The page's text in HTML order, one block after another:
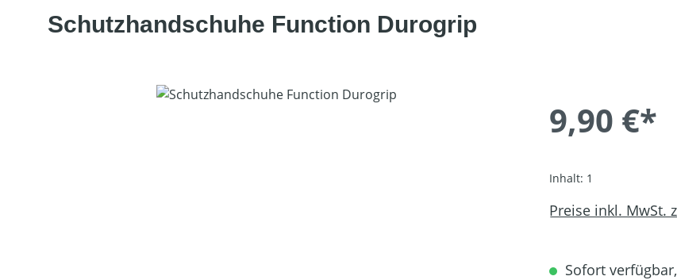
Schutzhandschuhe Function Durogrip
Bildergalerie überspringen
9,90 €*
Inhalt: 1
Preise inkl. MwSt.
Sofort